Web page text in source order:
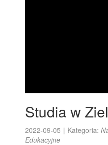
Studia w
2022-09-05 | Kategoria:
Edukacyjne